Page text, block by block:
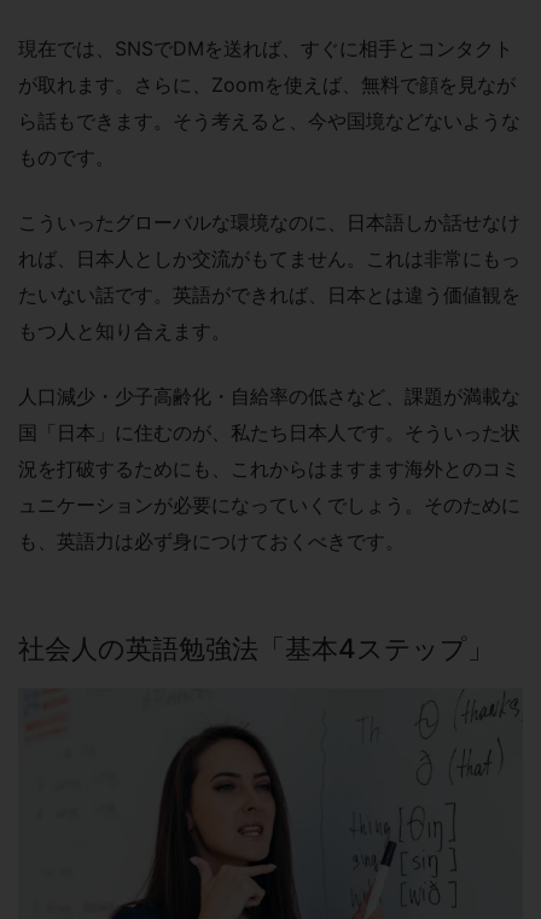
現在では、SNSでDMを送れば、すぐに相手とコンタクト
が取れます。さらに、Zoomを使えば、無料で顔を見なが
ら話もできます。そう考えると、今や国境などないような
ものです。
こういったグローバルな環境なのに、日本語しか話せなけ
れば、日本人としか交流がもてません。これは非常にもっ
たいない話です。英語ができれば、日本とは違う価値観を
もつ人と知り合えます。
人口減少・少子高齢化・自給率の低さなど、課題が満載な
国「日本」に住むのが、私たち日本人です。そういった状
況を打破するためにも、これからはますます海外とのコミ
ュニケーションが必要になっていくでしょう。そのために
も、英語力は必ず身につけておくべきです。
社会人の英語勉強法「基本4ステップ」